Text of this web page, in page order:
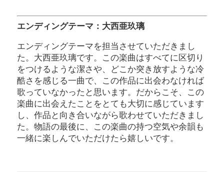
エンディングテーマ：大西亜玖璃
エンディングテーマを担当させていただきまし
た。大西亜玖璃です。この楽曲はすべてに区切り
をつけるような潔さや、どこか突き放すような冷
酷さを感じる一曲で、この作品に出会わなければ
歌っていなかったと思います。だからこそ、この
楽曲に出会えたことをとても大切に感じています
し、作品と向き合いながら歌わせていただきまし
た。物語の最後に、この楽曲の持つ空気や余韻も
一緒に楽しんでいただけたら嬉しいです。